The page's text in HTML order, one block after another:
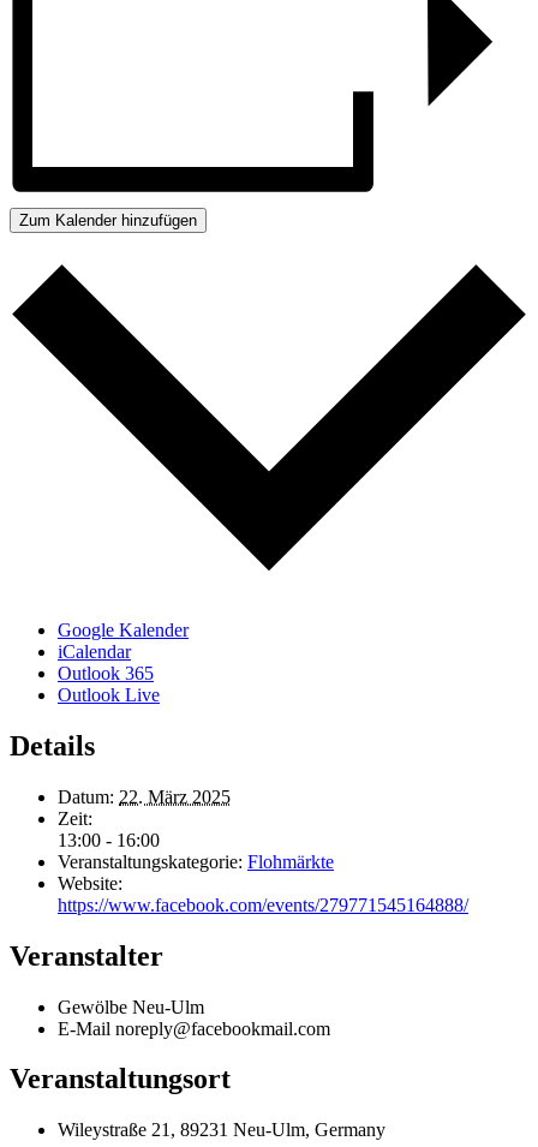
Zum Kalender hinzufügen
Google Kalender
iCalendar
Outlook 365
Outlook Live
Details
Datum: 22. März 2025
Zeit:
13:00 - 16:00
Veranstaltungskategorie: Flohmärkte
Website:
https://www.facebook.com/events/279771545164888/
Veranstalter
Gewölbe Neu-Ulm
E-Mail noreply@facebookmail.com
Veranstaltungsort
Wileystraße 21, 89231 Neu-Ulm, Germany